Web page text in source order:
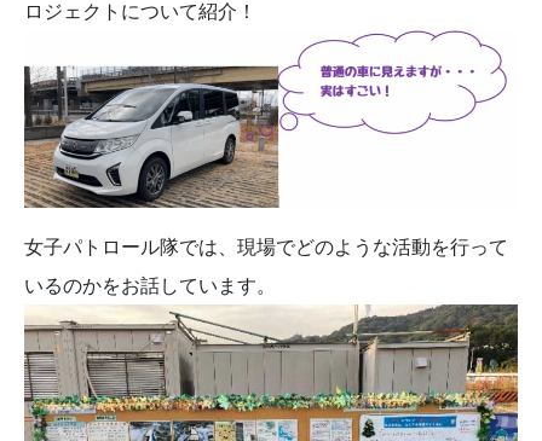
ロジェクトについて紹介！
女子パトロール隊では、現場でどのような活動を行って
いるのかをお話しています。